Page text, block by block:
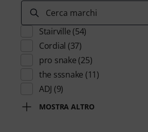
Cerca marchi
Stairville (54)
Cordial (37)
pro snake (25)
the sssnake (11)
ADJ (9)
MOSTRA ALTRO